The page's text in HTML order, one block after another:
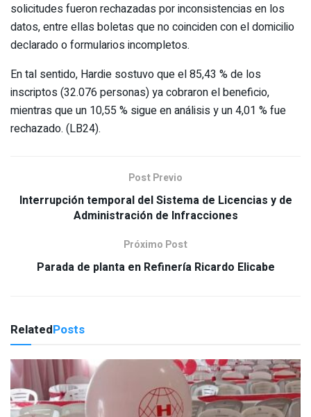
solicitudes fueron rechazadas por inconsistencias en los
datos, entre ellas boletas que no coinciden con el domicilio
declarado o formularios incompletos.
En tal sentido, Hardie sostuvo que el 85,43 % de los
inscriptos (32.076 personas) ya cobraron el beneficio,
mientras que un 10,55 % sigue en análisis y un 4,01 % fue
rechazado. (LB24).
Post Previo
Interrupción temporal del Sistema de Licencias y de
Administración de Infracciones
Próximo Post
Parada de planta en Refinería Ricardo Elicabe
RelatedPosts